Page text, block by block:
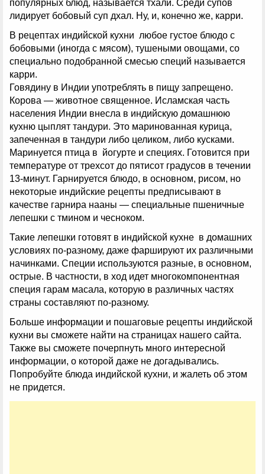
популярных блюд, называется тхали. Среди супов
лидирует бобовый суп дхал. Ну, и, конечно же, карри.
В рецептах индийской кухни любое густое блюдо с
бобовыми (иногда с мясом), тушеными овощами, со
специально подобранной смесью специй называется
карри.
Говядину в Индии употреблять в пищу запрещено.
Корова — животное священное. Исламская часть
населения Индии внесла в индийскую домашнюю
кухню цыплят тандури. Это маринованная курица,
запеченная в тандури либо целиком, либо кусками.
Маринуется птица в йогурте и специях. Готовится при
температуре от трехсот до пятисот градусов в течении
13-минут. Гарнируется блюдо, в основном, рисом, но
некоторые индийские рецепты предписывают в
качестве гарнира нааны — специальные пшеничные
лепешки с тмином и чесноком.
Такие лепешки готовят в индийской кухне в домашних
условиях по-разному, даже фаршируют их различными
начинками. Специи используются разные, в основном,
острые. В частности, в ход идет многокомпонентная
специя гарам масала, которую в различных частях
страны составляют по-разному.
Больше информации и пошаговые рецепты индийской
кухни вы сможете найти на страницах нашего сайта.
Также вы сможете почерпнуть много интересной
информации, о которой даже не догадывались.
Попробуйте блюда индийской кухни, и жалеть об этом
не придется.